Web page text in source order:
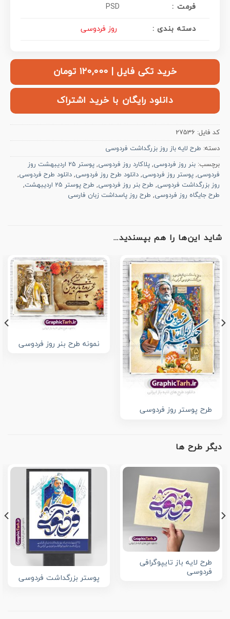
فرمت : PSD
دسته بندی : روز فردوسی
خرید تکی فایل | ۱۲۰,۰۰۰ تومان
دانلود رایگان با خرید اشتراک
کد فایل: 27536
دسته: طرح لایه باز روز بزرگداشت فردوسی
برچسب: بنر روز فردوسی, پلاکارد روز فردوسی,
پوستر 25 اردیبهشت روز
فردوسی, پوستر روز فردوسی, دانلود طرح روز فردوسی, دانلود طرح فردوسی,
روز بزرگداشت فردوسی, طرح بنر روز فردوسی, طرح پوستر 25 اردیبهشت
,
طرح جایگاه روز فردوسی, طرح روز پاسداشت زبان فارسی
شاید این‌ها را هم بپسندید…
طرح پوستر روز فردوسی
نمونه طرح بنر روز فردوسی
دیگر طرح ها
طرح لایه باز تایپوگرافی
فردوسی
پوستر بزرگداشت فردوسی